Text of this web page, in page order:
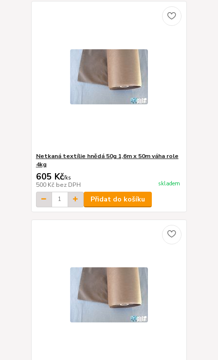
Netkaná textílie hnědá 50g 1,6m x 50m váha role
4kg
605 Kč/ks
500 Kč bez DPH skladem
Přidat do košíku